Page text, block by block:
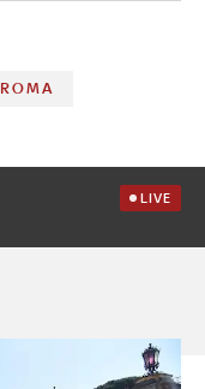
ROMA
LIVE